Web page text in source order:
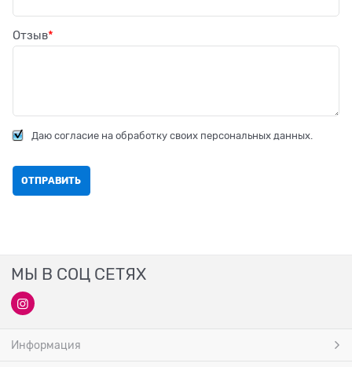
Отзыв
Даю согласие на обработку своих персональных данных.
МЫ В СОЦ СЕТЯХ
Информация